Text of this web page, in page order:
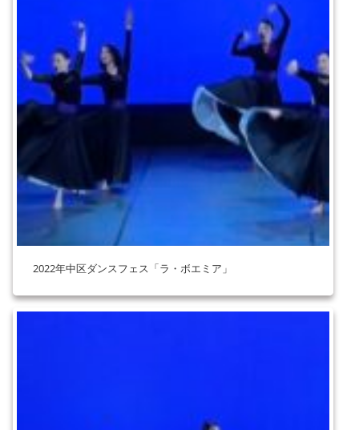
2022年中区ダンスフェス「ラ・ボエミア」